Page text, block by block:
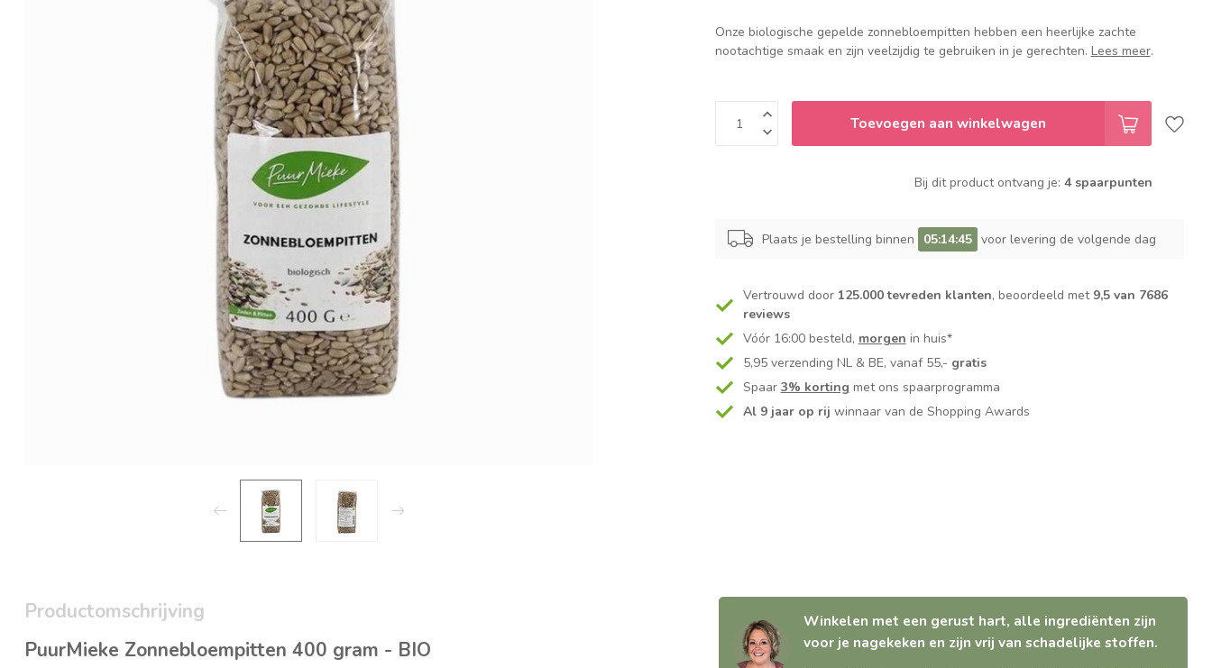
Onze biologische gepelde zonnebloempitten hebben een heerlijke zachte
nootachtige smaak en zijn veelzijdig te gebruiken in je gerechten. Lees meer.
Toevoegen aan winkelwagen
Bij dit product ontvang je: 4 spaarpunten
Plaats je bestelling binnen 05:14:44 voor levering de volgende dag
Vertrouwd door 125.000 tevreden klanten, beoordeeld met 9,5 van 7686
reviews
Vóór 16:00 besteld, morgen in huis*
5,95 verzending NL & BE, vanaf 55,- gratis
Spaar 3% korting met ons spaarprogramma
Al 9 jaar op rij winnaar van de Shopping Awards
Productomschrijving
PuurMieke Zonnebloempitten 400 gram - BIO
Winkelen met een gerust hart, alle ingrediënten zijn
voor je nagekeken en zijn vrij van schadelijke stoffen.